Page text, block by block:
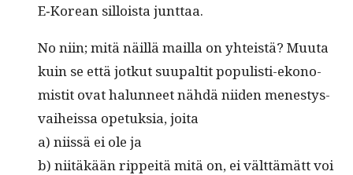
E‑Korean sil­loista junttaa.
No niin; mitä näil­lä mail­la on yhteistä? Muu­ta
kuin se että jotkut suu­paltit pop­ulisti-ekon­o­
mistit ovat halun­neet nähdä niiden men­estys­
vai­heis­sa opetuk­sia, joita
a) niis­sä ei ole ja
b) niitäkään rippeitä mitä on, ei vält­tämätt voi